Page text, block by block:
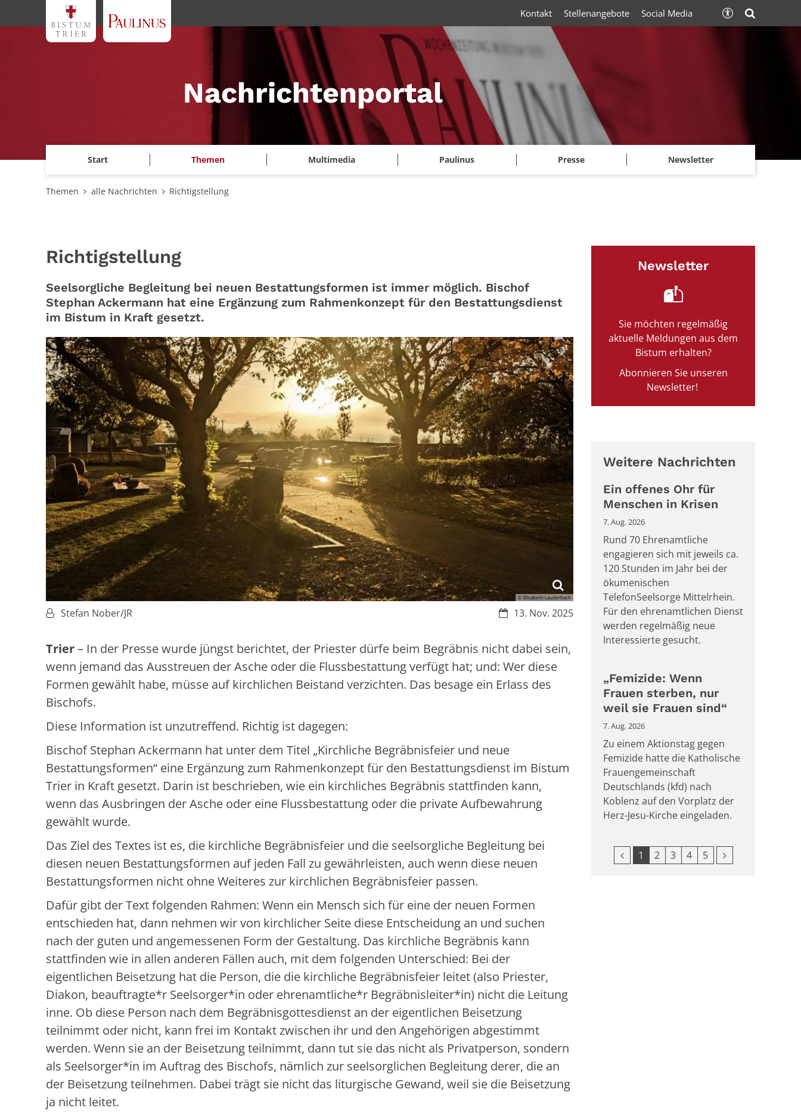
Zum Inhalt springen
Nachrichtenportal
Start Themen Multimedia Paulinus Presse Newsletter
Kontakt Stellenangebote Social Media
Themen alle Nachrichten Richtigstellung
Richtigstellung
Seelsorgliche Begleitung bei neuen Bestattungsformen ist immer möglich. Bischof
Stephan Ackermann hat eine Ergänzung zum Rahmenkonzept für den Bestattungsdienst
im Bistum in Kraft gesetzt.
© Elisabeth Lauderbach
Datum:13. Nov. 2025
Von:Stefan Nober/JR
Trier– In der Presse wurde jüngst berichtet, der Priester dürfe beim Begräbnis nicht dabei sein,
wenn jemand das Ausstreuen der Asche oder die Flussbestattung verfügt hat; und: Wer diese
Formen gewählt habe, müsse auf kirchlichen Beistand verzichten. Das besage ein Erlass des
Bischofs.
Diese Information ist unzutreffend. Richtig ist dagegen:
Bischof Stephan Ackermann hat unter dem Titel „Kirchliche Begräbnisfeier und neue
Bestattungsformen“ eine Ergänzung zum Rahmenkonzept für den Bestattungsdienst im Bistum
Trier in Kraft gesetzt. Darin ist beschrieben, wie ein kirchliches Begräbnis stattfinden kann,
wenn das Ausbringen der Asche oder eine Flussbestattung oder die private Aufbewahrung
gewählt wurde.
Das Ziel des Textes ist es, die kirchliche Begräbnisfeier und die seelsorgliche Begleitung bei
diesen neuen Bestattungsformen auf jeden Fall zu gewährleisten, auch wenn diese neuen
Bestattungsformen nicht ohne Weiteres zur kirchlichen Begräbnisfeier passen.
Dafür gibt der Text folgenden Rahmen: Wenn ein Mensch sich für eine der neuen Formen
entschieden hat, dann nehmen wir von kirchlicher Seite diese Entscheidung an und suchen
nach der guten und angemessenen Form der Gestaltung. Das kirchliche Begräbnis kann
stattfinden wie in allen anderen Fällen auch, mit dem folgenden Unterschied: Bei der
eigentlichen Beisetzung hat die Person, die die kirchliche Begräbnisfeier leitet (also Priester,
Diakon, beauftragte*r Seelsorger*in oder ehrenamtliche*r Begräbnisleiter*in) nicht die Leitung
inne. Ob diese Person nach dem Begräbnisgottesdienst an der eigentlichen Beisetzung
teilnimmt oder nicht, kann frei im Kontakt zwischen ihr und den Angehörigen abgestimmt
werden. Wenn sie an der Beisetzung teilnimmt, dann tut sie das nicht als Privatperson, sondern
als Seelsorger*in im Auftrag des Bischofs, nämlich zur seelsorglichen Begleitung derer, die an
der Beisetzung teilnehmen. Dabei trägt sie nicht das liturgische Gewand, weil sie die Beisetzung
ja nicht leitet.
Newsletter
Sie möchten regelmäßig
aktuelle Meldungen aus dem
Bistum erhalten?
Abonnieren Sie unseren
Newsletter!
Weitere Nachrichten
Ein offenes Ohr für
Menschen in Krisen
7. Aug. 2026
Rund 70 Ehrenamtliche
engagieren sich mit jeweils ca.
120 Stunden im Jahr bei der
ökumenischen
TelefonSeelsorge Mittelrhein.
Für den ehrenamtlichen Dienst
werden regelmäßig neue
Interessierte gesucht.
„Femizide: Wenn
Frauen sterben, nur
weil sie Frauen sind“
7. Aug. 2026
Zu einem Aktionstag gegen
Femizide hatte die Katholische
Frauengemeinschaft
Deutschlands (kfd) nach
Koblenz auf den Vorplatz der
Herz-Jesu-Kirche eingeladen.
Vorherige Seite
1 2 3 4 5 Nächste Seite